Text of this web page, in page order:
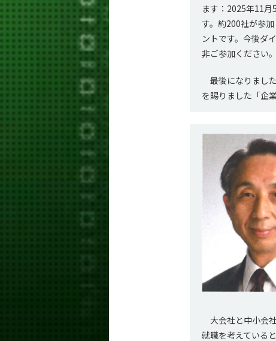
ます：2025年11月
す。約200社が参
ントです。今後ダ
非ご参加ください。
最後になりまし
を賜りました「企
大会社と中小会
就職を考えている